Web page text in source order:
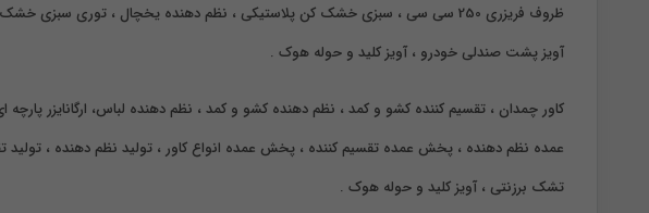
ظروف فریزری 250 سی سی ، سبزی خشک کن پلاستیکی ،
نظم دهنده یخچال ، توری سبزی خشک
آویز پشت صندلی خودرو ، آویز کلید و حوله هوک .
کاور چمدان ، تقسیم کننده کشو و کمد ، نظم دهنده کشو و کمد ، نظم دهنده لباس، ارگانایزر
تشک برزنتی ، آویز کلید و حوله هوک .